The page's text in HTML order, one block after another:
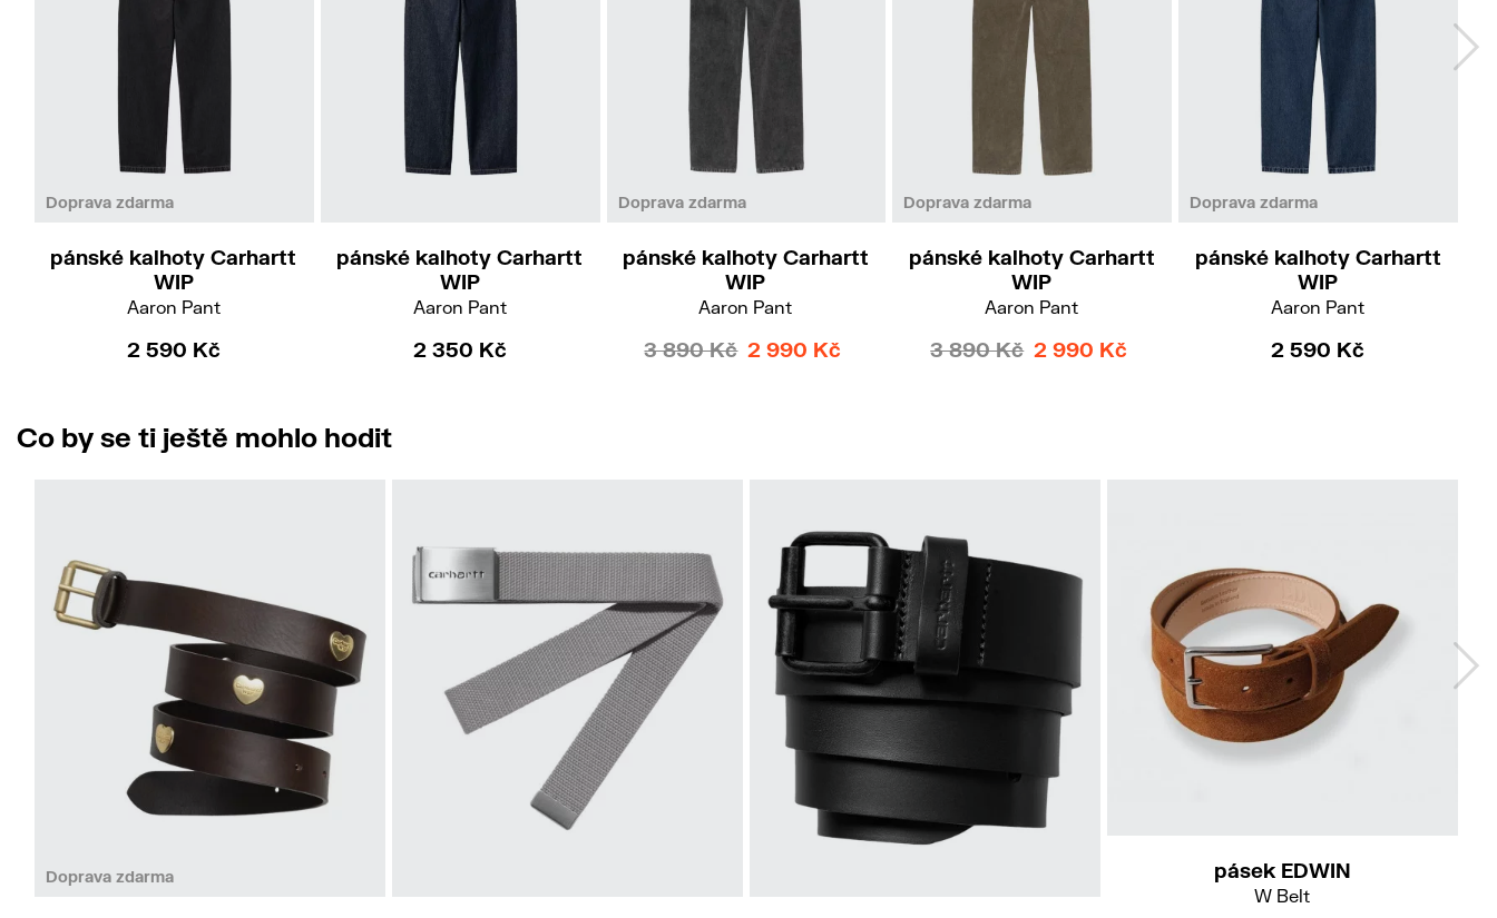
Doprava zdarma
28
pánské kalhoty Carhartt
WIP
Aaron Pant
2 590 Kč
pánské kalhoty Carhartt
WIP
Aaron Pant
2 350 Kč
Doprava zdarma
2833
pánské kalhoty Carhartt
WIP
Aaron Pant
3 890 Kč 2 990 Kč
Doprava zdarma
31
pánské kalhoty Carhartt
WIP
Aaron Pant
3 890 Kč 2 990 Kč
Doprava zdarma
262731
pánské kalhoty Carhartt
WIP
Aaron Pant
2 590 Kč
Co by se ti ještě mohlo hodit
Doprava zdarma pásek EDWIN
W Belt